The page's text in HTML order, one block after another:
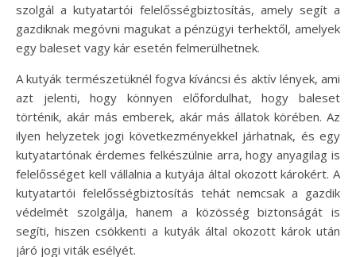
szolgál a kutyatartói felelősségbiztosítás, amely segít a
gazdiknak megóvni magukat a pénzügyi terhektől, amelyek
egy baleset vagy kár esetén felmerülhetnek.
A kutyák természetüknél fogva kíváncsi és aktív lények, ami
azt jelenti, hogy könnyen előfordulhat, hogy baleset
történik, akár más emberek, akár más állatok körében. Az
ilyen helyzetek jogi következményekkel járhatnak, és egy
kutyatartónak érdemes felkészülnie arra, hogy anyagilag is
felelősséget kell vállalnia a kutyája által okozott károkért. A
kutyatartói felelősségbiztosítás tehát nemcsak a gazdik
védelmét szolgálja, hanem a közösség biztonságát is
segíti, hiszen csökkenti a kutyák által okozott károk után
járó jogi viták esélyét.